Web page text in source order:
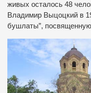
живых осталось 48
Владимир Выцоцкий в
бушлаты”,